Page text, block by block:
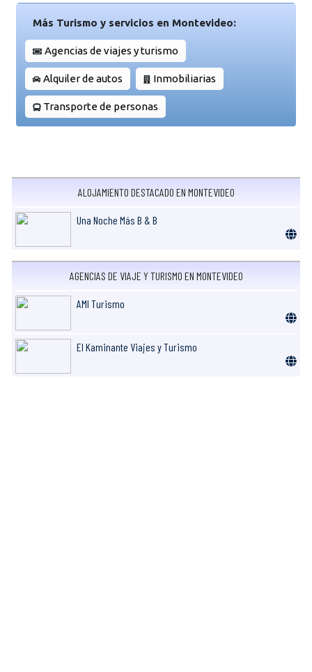
Más Turismo y servicios en Montevideo:
Agencias de viajes y turismo
Alquiler de autos Inmobiliarias
Transporte de personas
ALOJAMIENTO DESTACADO EN MONTEVIDEO
Una Noche Más B & B
AGENCIAS DE VIAJE Y TURISMO EN MONTEVIDEO
AMI Turismo
El Kaminante Viajes y Turismo